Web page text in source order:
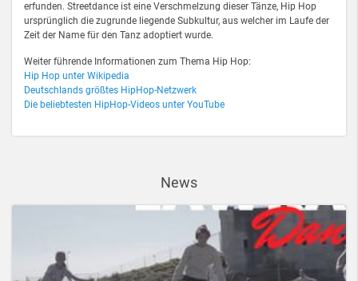
erfunden. Streetdance ist eine Verschmelzung dieser Tänze, Hip Hop
ursprünglich die zugrunde liegende Subkultur, aus welcher im Laufe der
Zeit der Name für den Tanz adoptiert wurde.
Weiter führende Informationen zum Thema Hip Hop:
Hip Hop unter Wikipedia
Deutschlands größtes HipHop-Netzwerk
Die beliebtesten HipHop-Videos unter YouTube
News